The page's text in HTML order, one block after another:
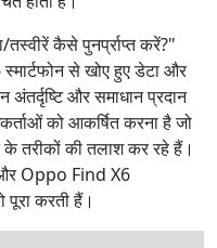
कैसे पुनर्प्राप्त करें?"
से खोए हुए डेटा और
अंतर्दृष्टि और समाधान प्रदान
को आकर्षित करना है जो
के तरीकों की तलाश कर रहे हैं।
Oppo Find X6
करती हैं।